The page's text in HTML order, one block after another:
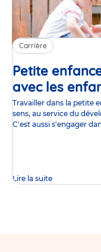
Carrière
Petite
avec les
Travailler dans la petite
sens, au service du
C'est aussi s'engager
Lire la suite